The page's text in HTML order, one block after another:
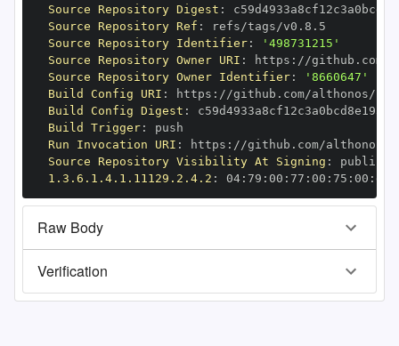
Source Repository Digest :
Source Repository Ref :
Source Repository Identifier:
'498731215'
Source Repository Owner URI : https :
Source Repository Owner Identifier:
'8660647'
Build Config URI : https :
Build Config Digest :
Build Trigger:
Run Invocation URI : https :
Source Repository Visibility At Signing :
1.3.6.1.4.1.11129.2.4.2 : 04: 79 : 00 : 77 : 00 : 75 : 00 : dd
Raw Body
Verification